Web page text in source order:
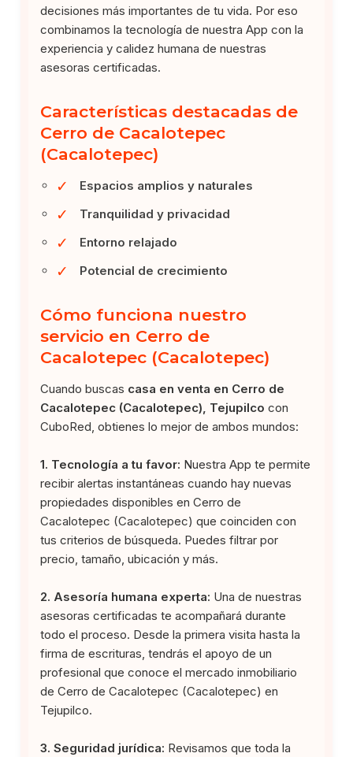
decisiones más importantes de tu vida. Por eso
combinamos la tecnología de nuestra App con la
experiencia y calidez humana de nuestras
asesoras certificadas.
Características destacadas de
Cerro de Cacalotepec
(Cacalotepec)
✓ Espacios amplios y naturales
✓ Tranquilidad y privacidad
✓ Entorno relajado
✓ Potencial de crecimiento
Cómo funciona nuestro
servicio en Cerro de
Cacalotepec (Cacalotepec)
Cuando buscas casa en venta en Cerro de
Cacalotepec (Cacalotepec), Tejupilco con
CuboRed, obtienes lo mejor de ambos mundos:
1. Tecnología a tu favor: Nuestra App te permite
recibir alertas instantáneas cuando hay nuevas
propiedades disponibles en Cerro de
Cacalotepec (Cacalotepec) que coinciden con
tus criterios de búsqueda. Puedes filtrar por
precio, tamaño, ubicación y más.
2. Asesoría humana experta: Una de nuestras
asesoras certificadas te acompañará durante
todo el proceso. Desde la primera visita hasta la
firma de escrituras, tendrás el apoyo de un
profesional que conoce el mercado inmobiliario
de Cerro de Cacalotepec (Cacalotepec) en
Tejupilco.
3. Seguridad jurídica: Revisamos que toda la